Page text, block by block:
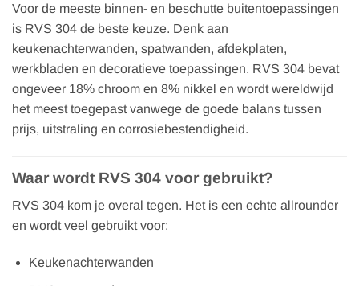
Voor de meeste binnen- en beschutte buitentoepassingen
is RVS 304 de beste keuze. Denk aan
keukenachterwanden, spatwanden, afdekplaten,
werkbladen en decoratieve toepassingen. RVS 304 bevat
ongeveer 18% chroom en 8% nikkel en wordt wereldwijd
het meest toegepast vanwege de goede balans tussen
prijs, uitstraling en corrosiebestendigheid.
Waar wordt RVS 304 voor gebruikt?
RVS 304 kom je overal tegen. Het is een echte allrounder
en wordt veel gebruikt voor:
Keukenachterwanden